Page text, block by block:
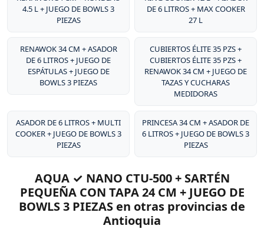
4.5 L + JUEGO DE BOWLS 3
PIEZAS
DE 6 LITROS + MAX COOKER
27 L
RENAWOK 34 CM + ASADOR
DE 6 LITROS + JUEGO DE
ESPÁTULAS + JUEGO DE
BOWLS 3 PIEZAS
CUBIERTOS ÉLITE 35 PZS +
CUBIERTOS ÉLITE 35 PZS +
RENAWOK 34 CM + JUEGO DE
TAZAS Y CUCHARAS
MEDIDORAS
ASADOR DE 6 LITROS + MULTI
COOKER + JUEGO DE BOWLS 3
PIEZAS
PRINCESA 34 CM + ASADOR DE
6 LITROS + JUEGO DE BOWLS 3
PIEZAS
AQUA ✓ NANO CTU-500 + SARTÉN
PEQUEÑA CON TAPA 24 CM + JUEGO DE
BOWLS 3 PIEZAS en otras provincias de
Antioquia